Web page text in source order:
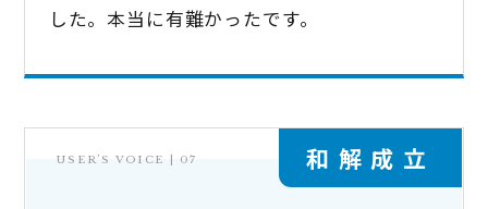
した。本当に有難かったです。
和解成立
USER’S VOICE | 07